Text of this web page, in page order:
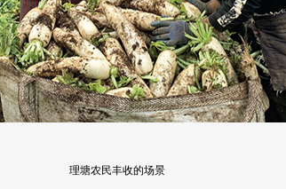
理塘农民丰收的场景